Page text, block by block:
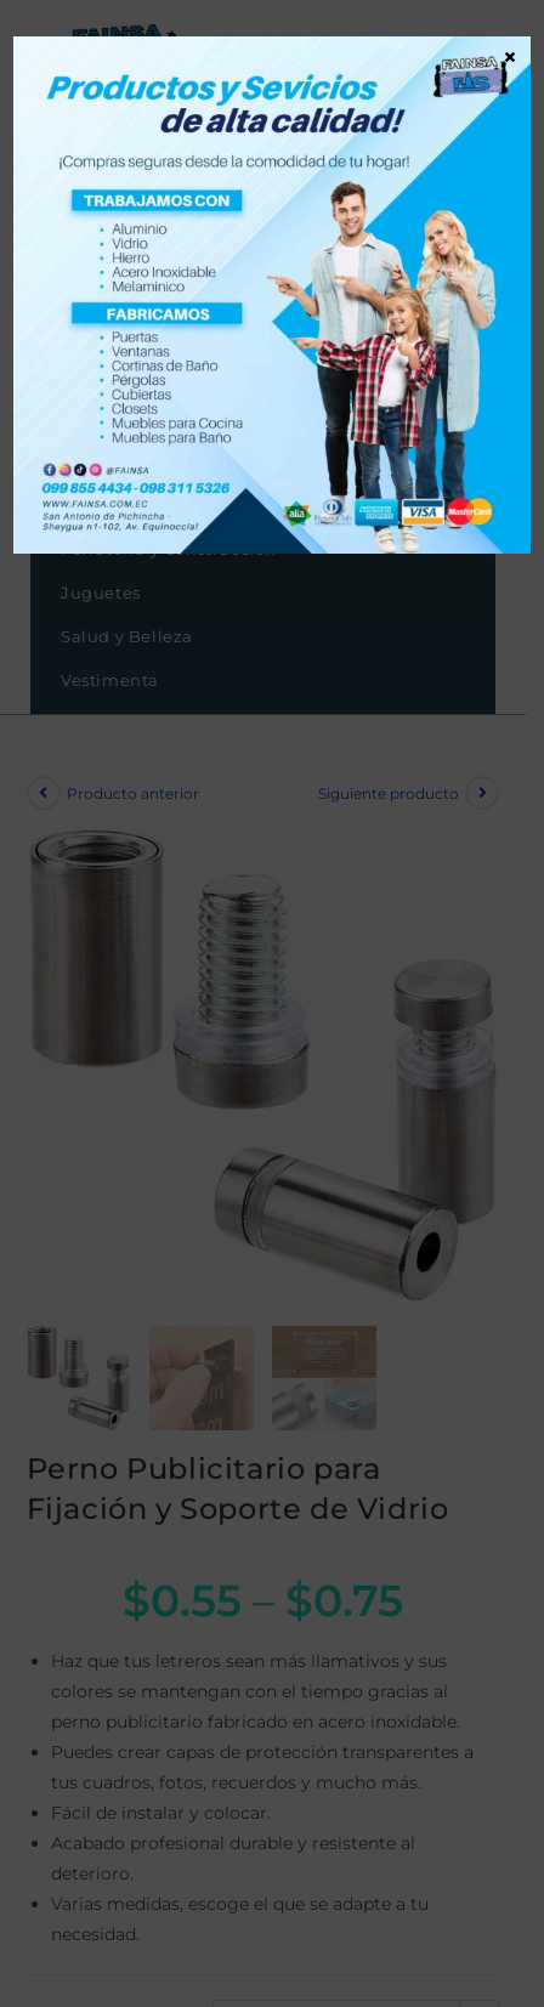
Lista de deseos
0
Tienda
Accesorios para vehículo y moto
Accesorios de hogar
Electrónica
Ferretería y Construcción
Juguetes
Salud y Belleza
Vestimenta
Producto anterior Siguiente producto
Perno Publicitario para
Fijación y Soporte de Vidrio
$0.55 – $0.75
Haz que tus letreros sean más llamativos y sus
colores se mantengan con el tiempo gracias al
perno publicitario fabricado en acero inoxidable.
Puedes crear capas de protección transparentes a
tus cuadros, fotos, recuerdos y mucho más.
Fácil de instalar y colocar.
Acabado profesional durable y resistente al
deterioro.
Varias medidas, escoge el que se adapte a tu
necesidad.
×